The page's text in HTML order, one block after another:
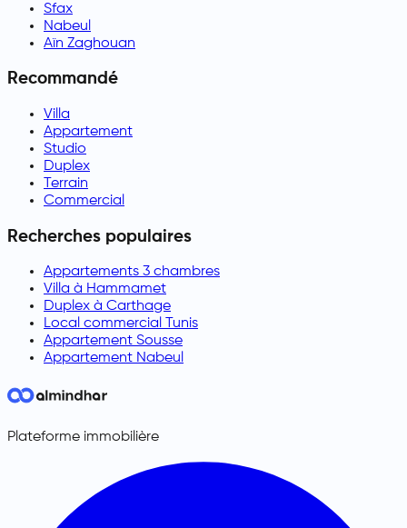
Sfax
Nabeul
Aïn Zaghouan
Recommandé
Villa
Appartement
Studio
Duplex
Terrain
Commercial
Recherches populaires
Appartements 3 chambres
Villa à Hammamet
Duplex à Carthage
Local commercial Tunis
Appartement Sousse
Appartement Nabeul
Plateforme immobilière